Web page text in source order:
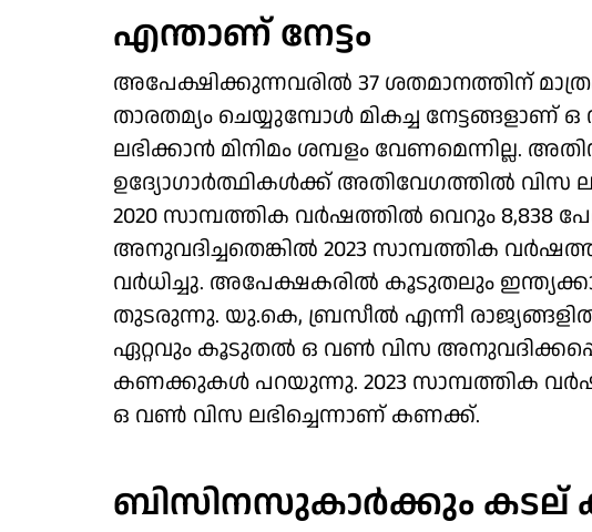
എന്താണ് നേട്ടം
അപേക്ഷിക്കുന്നവരില്‍ 37 ശതമാനത്തിന്
താരതമ്യം ചെയ്യുമ്പോള്‍ മികച്ച
ലഭിക്കാന്‍ മിനിമം ശമ്പളം വേണമെന്നില്ല.
ഉദ്യോഗാര്‍ത്ഥികള്‍ക്ക് അതിവേഗത്തില്‍ വിസ
2020 സാമ്പത്തിക വര്‍ഷത്തില്‍ വെറും 8,838
അനുവദിച്ചതെങ്കില്‍ 2023 സാമ്പത്തിക
വര്‍ധിച്ചു. അപേക്ഷകരില്‍ കൂടുതലും
തുടരുന്നു. യു.കെ, ബ്രസീല്‍ എന്നീ
ഏറ്റവും കൂടുതല്‍ ഒ വണ്‍ വിസ
കണക്കുകള്‍ പറയുന്നു. 2023 സാമ്പത്തിക
ഒ വണ്‍ വിസ ലഭിച്ചെന്നാണ് കണക്ക്.
ബിസിനസുകാര്‍ക്കും കടല്